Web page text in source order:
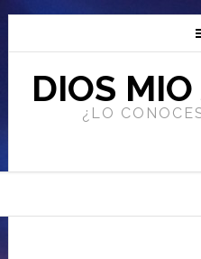
DIOS
¿LO